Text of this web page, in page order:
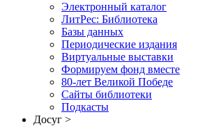
Электронный каталог
ЛитРес: Библиотека
Базы данных
Периодические издания
Виртуальные выставки
Формируем фонд вместе
80-лет Великой Победе
Сайты библиотеки
Подкасты
Досуг >